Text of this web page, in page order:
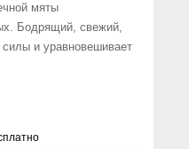
мяты
Бодрящий, свежий,
и уравновешивает